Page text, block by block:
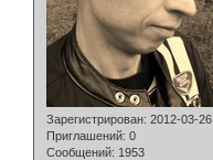
Зарегистрирован: 2012-03-26
Приглашений: 0
Сообщений: 1953